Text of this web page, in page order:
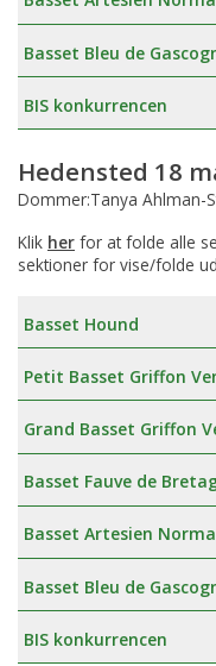
Basset Bleu de
BIS konkurrencen
Hedensted 18
Dommer:Tanya Ahlman-
Klik her for at folde alle
sektioner for vise/folde
Basset Hound
Petit Basset Griffon
Grand Basset Griffon
Basset Fauve de
Basset Artesien
Basset Bleu de
BIS konkurrencen